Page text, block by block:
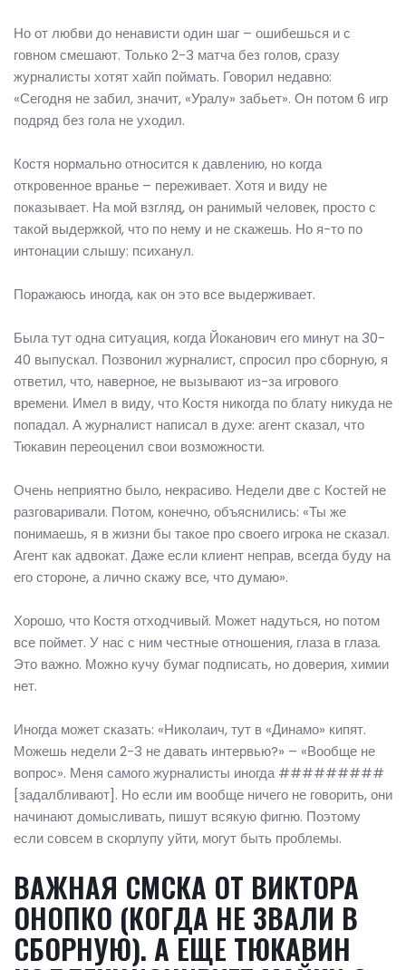
Но от любви до ненависти один шаг – ошибешься и с
говном смешают. Только 2-3 матча без голов, сразу
журналисты хотят хайп поймать. Говорил недавно:
«Сегодня не забил, значит, «Уралу» забьет». Он потом 6 игр
подряд без гола не уходил.
Костя нормально относится к давлению, но когда
откровенное вранье – переживает. Хотя и виду не
показывает. На мой взгляд, он ранимый человек, просто с
такой выдержкой, что по нему и не скажешь. Но я-то по
интонации слышу: психанул.
Поражаюсь иногда, как он это все выдерживает.
Была тут одна ситуация, когда Йоканович его минут на 30-
40 выпускал. Позвонил журналист, спросил про сборную, я
ответил, что, наверное, не вызывают из-за игрового
времени. Имел в виду, что Костя никогда по блату никуда не
попадал. А журналист написал в духе: агент сказал, что
Тюкавин переоценил свои возможности.
Очень неприятно было, некрасиво. Недели две с Костей не
разговаривали. Потом, конечно, объяснились: «Ты же
понимаешь, я в жизни бы такое про своего игрока не сказал.
Агент как адвокат. Даже если клиент неправ, всегда буду на
его стороне, а лично скажу все, что думаю».
Хорошо, что Костя отходчивый. Может надуться, но потом
все поймет. У нас с ним честные отношения, глаза в глаза.
Это важно. Можно кучу бумаг подписать, но доверия, химии
нет.
Иногда может сказать: «Николаич, тут в «Динамо» кипят.
Можешь недели 2-3 не давать интервью?» – «Вообще не
вопрос». Меня самого журналисты иногда #########
[задалбливают]. Но если им вообще ничего не говорить, они
начинают домысливать, пишут всякую фигню. Поэтому
если совсем в скорлупу уйти, могут быть проблемы.
ВАЖНАЯ СМСКА ОТ ВИКТОРА
ОНОПКО (КОГДА НЕ ЗВАЛИ В
СБОРНУЮ). А ЕЩЕ ТЮКАВИН